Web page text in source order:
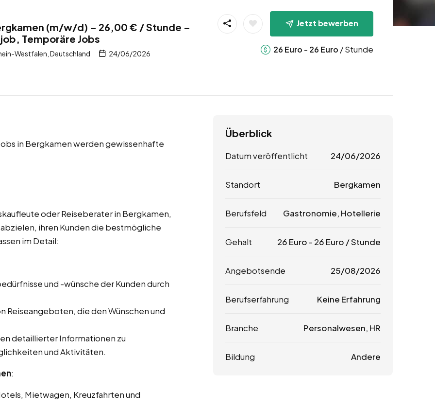
(m/w/d) – 26,00 € / Stunde –
Temporäre Jobs
Westfalen, Deutschland 24/06/2026
Jetzt bewerben
26 Euro - 26 Euro / Stunde
in Bergkamen werden gewissenhafte
oder Reiseberater in Bergkamen,
ihren Kunden die bestmögliche
im Detail:
und -wünsche der Kunden durch
Reiseangeboten, die den Wünschen und
detaillierter Informationen zu
und Aktivitäten.
:
Mietwagen, Kreuzfahrten und
Überblick
Datum veröffentlicht 24/06/2026
Standort Bergkamen
Berufsfeld Gastronomie, Hotellerie
Gehalt 26 Euro - 26 Euro / Stunde
Angebotsende 25/08/2026
Berufserfahrung Keine Erfahrung
Branche Personalwesen, HR
Bildung Andere